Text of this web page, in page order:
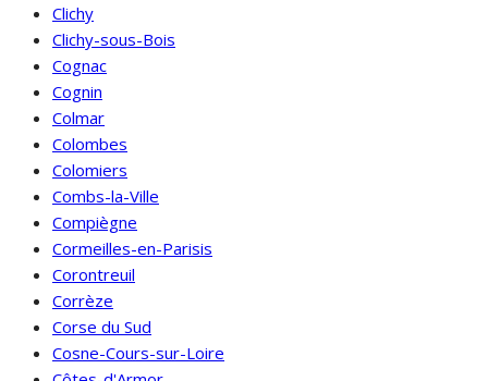
Clichy
Clichy-sous-Bois
Cognac
Cognin
Colmar
Colombes
Colomiers
Combs-la-Ville
Compiègne
Cormeilles-en-Parisis
Corontreuil
Corrèze
Corse du Sud
Cosne-Cours-sur-Loire